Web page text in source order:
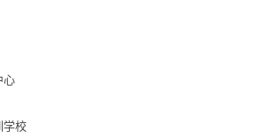
心
学校